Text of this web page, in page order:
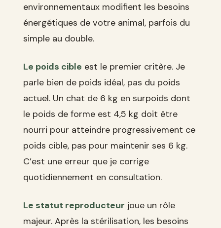
environnementaux modifient les besoins
énergétiques de votre animal, parfois du
simple au double.
Le poids cible est le premier critère. Je
parle bien de poids idéal, pas du poids
actuel. Un chat de 6 kg en surpoids dont
le poids de forme est 4,5 kg doit être
nourri pour atteindre progressivement ce
poids cible, pas pour maintenir ses 6 kg.
C’est une erreur que je corrige
quotidiennement en consultation.
Le statut reproducteur joue un rôle
majeur. Après la stérilisation, les besoins